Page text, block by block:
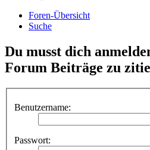
Foren-Übersicht
Suche
Du musst dich
Forum Beiträge zu
Benutzername:
Passwort: